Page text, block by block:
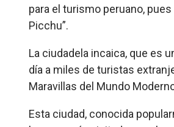
para el turismo peruano,
Picchu”.
La ciudadela incaica, que es
día a miles de turistas
Maravillas del Mundo
Esta ciudad, conocida